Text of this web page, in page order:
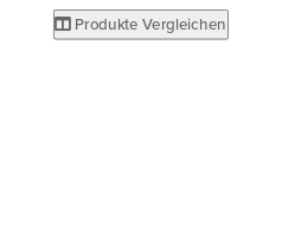
Produkte Vergleichen